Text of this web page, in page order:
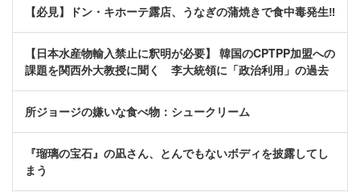
【必見】ドン・キホーテ露店、うなぎの蒲焼きで食中毒発生‼
【日本水産物輸入禁止に釈明が必要】 韓国のCPTPP加盟への
課題を関西外大教授に聞く 李大統領に「政治利用」の過去
所ジョージの嫌いな食べ物：シュークリーム
『瑠璃の宝石』の凪さん、とんでもないボディを披露してし
まう